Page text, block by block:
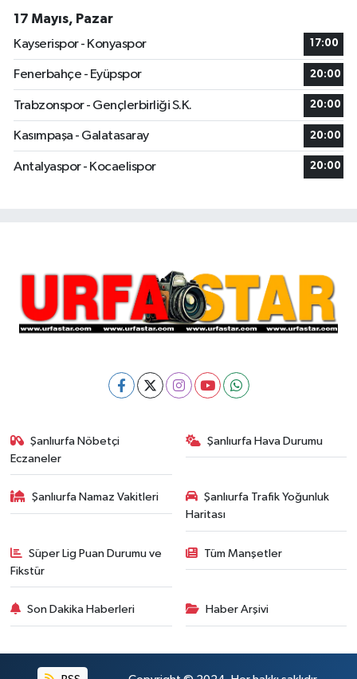
17 Mayıs, Pazar
Kayserispor - Konyaspor
17:00
Fenerbahçe - Eyüpspor 20:00
Trabzonspor - Gençlerbirliği S.K. 20:00
Kasımpaşa - Galatasaray 20:00
Antalyaspor - Kocaelispor 20:00
Şanlıurfa Nöbetçi
Eczaneler
Şanlıurfa Hava Durumu
Şanlıurfa Namaz Vakitleri
Şanlıurfa Trafik Yoğunluk
Haritası
Süper Lig Puan Durumu ve
Fikstür
Tüm Manşetler
Son Dakika Haberleri Haber Arşivi